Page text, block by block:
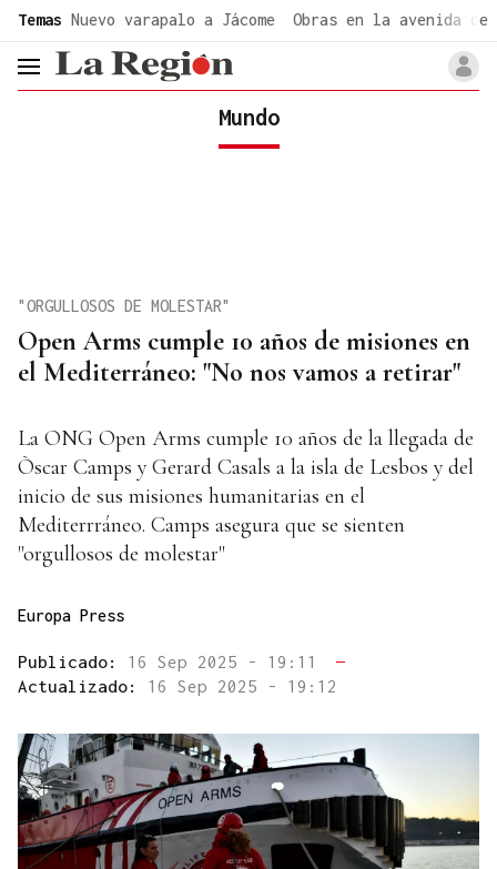
Temas Nuevo varapalo a Jácome Obras en la avenida de
header.menu.open
Mundo
Open Arms cumple 10 años de misiones en
el Mediterráneo: "No nos vamos a retirar"
"ORGULLOSOS DE MOLESTAR"
La ONG Open Arms cumple 10 años de la llegada de
Òscar Camps y Gerard Casals a la isla de Lesbos y del
inicio de sus misiones humanitarias en el
Mediterrráneo. Camps asegura que se sienten
"orgullosos de molestar"
Europa Press
Publicado: 16 Sep 2025 - 19:11
—
Actualizado: 16 Sep 2025 - 19:12